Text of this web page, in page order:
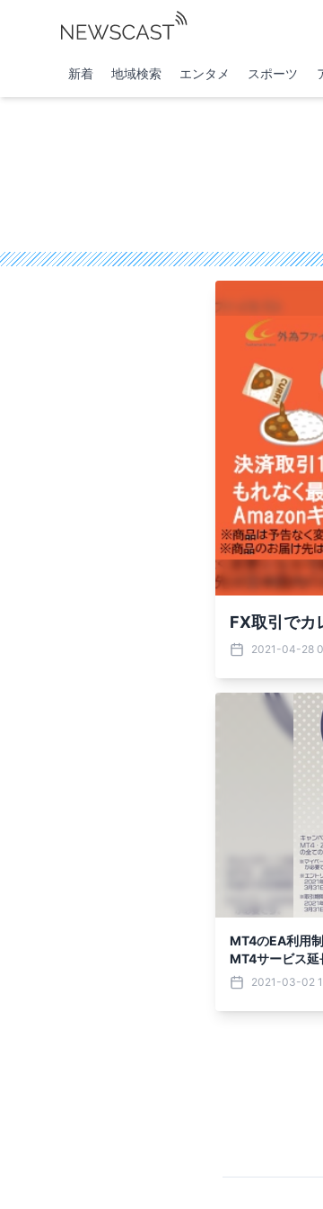
新着 地域検索 エンタメ スポーツ
FX取引でカ
2021-04-28
MT4のEA利用
MT4サービス延
定キャンペーン
ート！
2021-03-02